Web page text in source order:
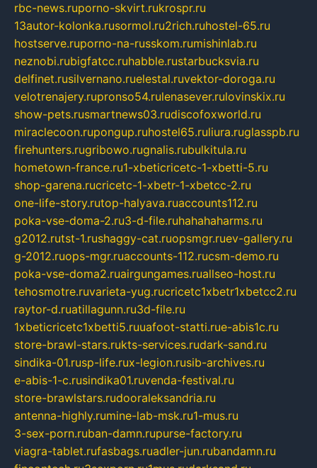
rbc-news.ruporno-skvirt.rukrospr.ru
13autor-kolonka.rusormol.ru2rich.ruhostel-65.ru
hostserve.ruporno-na-russkom.rumishinlab.ru
neznobi.rubigfatcc.ruhabble.rustarbucksvia.ru
delfinet.rusilvernano.ruelestal.ruvektor-doroga.ru
velotrenajery.rupronso54.rulenasever.rulovinskix.ru
show-pets.rusmartnews03.rudiscofoxworld.ru
miraclecoon.rupongup.ruhostel65.ruliura.ruglasspb.ru
firehunters.rugribowo.rugnalis.rubulkitula.ru
hometown-france.ru1-xbeticricetc-1-xbetti-5.ru
shop-garena.rucricetc-1-xbetr-1-xbetcc-2.ru
one-life-story.rutop-halyava.ruaccounts112.ru
poka-vse-doma-2.ru3-d-file.ruhahahaharms.ru
g2012.rutst-1.rushaggy-cat.ruopsmgr.ruev-gallery.ru
g-2012.ruops-mgr.ruaccounts-112.rucsm-demo.ru
poka-vse-doma2.ruairgungames.ruallseo-host.ru
tehosmotre.ruvarieta-yug.rucricetc1xbetr1xbetcc2.ru
raytor-d.ruatillagunn.ru3d-file.ru
1xbeticricetc1xbetti5.ruuafoot-statti.rue-abis1c.ru
store-brawl-stars.rukts-services.rudark-sand.ru
sindika-01.rusp-life.rux-legion.rusib-archives.ru
e-abis-1-c.rusindika01.ruvenda-festival.ru
store-brawlstars.rudooraleksandria.ru
antenna-highly.rumine-lab-msk.ru1-mus.ru
3-sex-porn.ruban-damn.rupurse-factory.ru
viagra-tablet.rufasbags.ruadler-jun.rubandamn.ru